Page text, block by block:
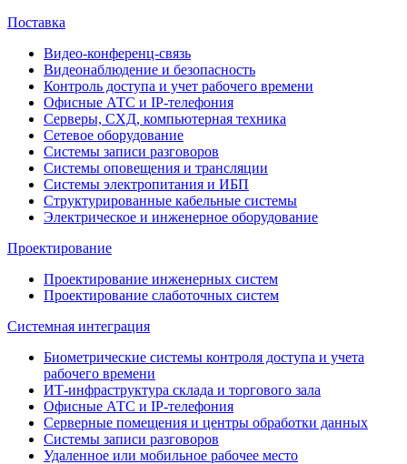
Поставка
Видео-конференц-связь
Видеонаблюдение и безопасность
Контроль доступа и учет рабочего времени
Офисные АТС и IP-телефония
Серверы, СХД, компьютерная техника
Сетевое оборудование
Системы записи разговоров
Системы оповещения и трансляции
Системы электропитания и ИБП
Структурированные кабельные системы
Электрическое и инженерное оборудование
Проектирование
Проектирование инженерных систем
Проектирование слаботочных систем
Системная интеграция
Биометрические системы контроля доступа и учета
рабочего времени
ИТ-инфраструктура склада и торгового зала
Офисные АТС и IP-телефония
Серверные помещения и центры обработки данных
Системы записи разговоров
Удаленное или мобильное рабочее место